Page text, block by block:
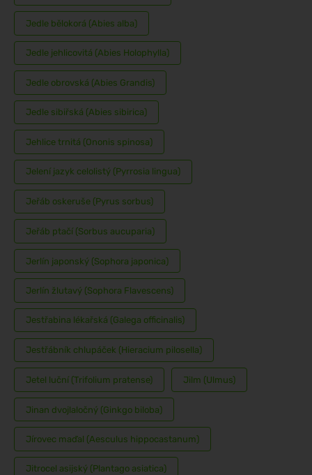
Jedle bělokorá (Abies alba)
Jedle jehlicovitá (Abies Holophylla)
Jedle obrovská (Abies Grandis)
Jedle sibiřská (Abies sibirica)
Jehlice trnitá (Ononis spinosa)
Jelení jazyk celolistý (Pyrrosia lingua)
Jeřáb oskeruše (Pyrus sorbus)
Jeřáb ptačí (Sorbus aucuparia)
Jerlín japonský (Sophora japonica)
Jerlín žlutavý (Sophora Flavescens)
Jestřabina lékařská (Galega officinalis)
Jestřábník chlupáček (Hieracium pilosella)
Jetel luční (Trifolium pratense) Jilm (Ulmus)
Jinan dvojlaločný (Ginkgo biloba)
Jírovec maďal (Aesculus hippocastanum)
Jitrocel asijský (Plantago asiatica)